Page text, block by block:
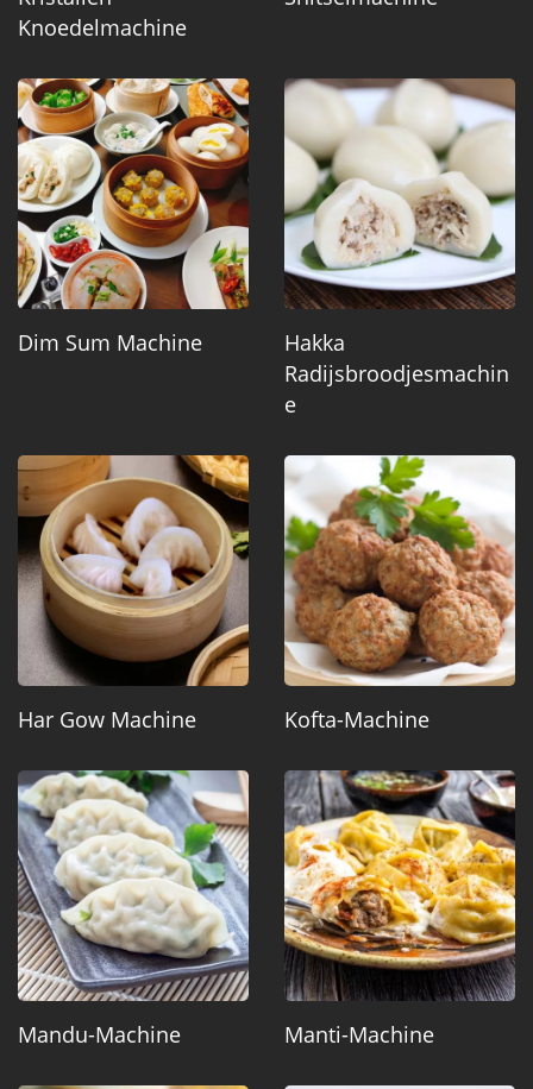
Knoedelmachine
Dim Sum Machine
Hakka
Radijsbroodjesmachin
E
Har Gow Machine Kofta-Machine
Mandu-Machine Manti-Machine